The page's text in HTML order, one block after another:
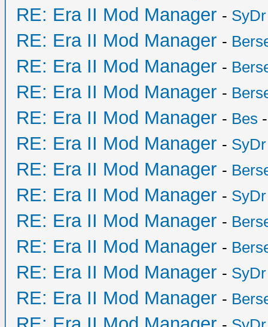
RE: Era II Mod Manager - SyDr
RE: Era II Mod Manager -
RE: Era II Mod Manager -
RE: Era II Mod Manager -
RE: Era II Mod Manager - Bes
RE: Era II Mod Manager - SyDr
RE: Era II Mod Manager -
RE: Era II Mod Manager - SyDr
RE: Era II Mod Manager -
RE: Era II Mod Manager -
RE: Era II Mod Manager - SyDr
RE: Era II Mod Manager -